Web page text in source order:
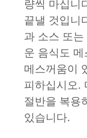
량씩 마십니
끝낼 것입니
과 소스 또
운 음식도
메스꺼움이
피하십시오.
절반을 복용
있습니다.